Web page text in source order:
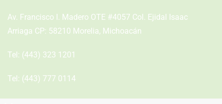
Av. Francisco I. Madero OTE #4057 Col. Ejidal Isaac
Arriaga CP: 58210 Morelia, Michoacán
Tel: (443) 323 1201
Tel: (443) 777 0114